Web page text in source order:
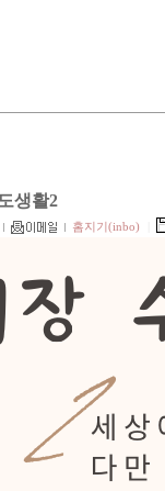
생활2
홈지기(inbo)